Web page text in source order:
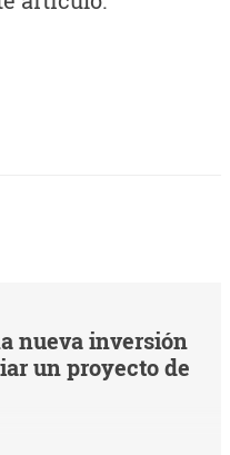
nueva inversión
un proyecto de